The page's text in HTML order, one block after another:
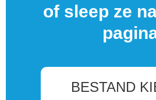
of sleep ze
BESTAND